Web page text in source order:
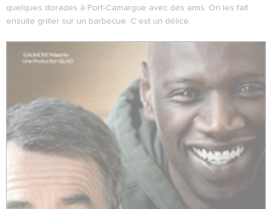
quelques dorades à Port-Camargue avec des amis. On les fait
ensuite griller sur un barbecue. C’est un délice.